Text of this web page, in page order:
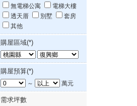
無電梯公寓
電梯大樓
透天厝
別墅
套房
其他
購屋區域(*)
購屋預算(*)
～ 萬元
需求坪數